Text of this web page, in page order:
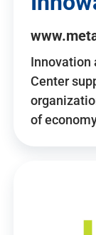
Innovation
Center
of